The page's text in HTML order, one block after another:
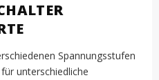
Spannungsstufen
unterschiedliche